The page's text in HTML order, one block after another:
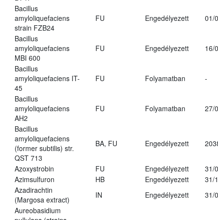
Bacillus
amyloliquefaciens
strain FZB24
FU Engedélyezett 01/
Bacillus
amyloliquefaciens
MBI 600
FU Engedélyezett 16/
Bacillus
amyloliquefaciens IT-
45
FU Folyamatban -
Bacillus
amyloliquefaciens
AH2
FU Folyamatban 27/
Bacillus
amyloliquefaciens
(former subtilis) str.
QST 713
BA, FU Engedélyezett
Azoxystrobin FU Engedélyezett
31/
Azimsulfuron
HB Engedélyezett
31/
Azadirachtin
(Margosa extract)
IN Engedélyezett
31/
Aureobasidium